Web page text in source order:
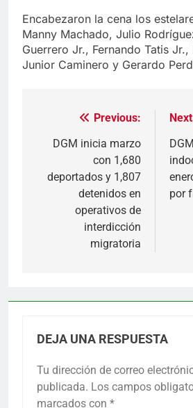
Encabezaron la cena los
Manny Machado, Julio
Guerrero Jr., Fernando Tatis Jr.,
Junior Caminero y Gerardo
Navegación
de
entradas
Previous:
DGM inicia marzo
con 1,680
deportados y 1,807
detenidos en
operativos de
interdicción
migratoria
por
DEJA UNA RESPUESTA
Tu dirección de correo
publicada. Los campos
marcados con *